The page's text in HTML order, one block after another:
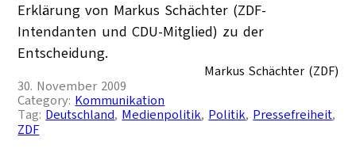
Erklärung von Markus Schächter (ZDF-
Intendanten und CDU-Mitglied) zu der
Entscheidung.
Markus Schächter (ZDF)
30. November 2009
Category: Kommunikation
Tag: Deutschland, Medienpolitik, Politik, Pressefreiheit
ZDF